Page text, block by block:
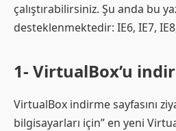
çalıştırabilirsiniz. Şu anda bu
desteklenmektedir: IE6, IE7,
1- VirtualBox’u
VirtualBox indirme sayfasını
bilgisayarları için” en yeni